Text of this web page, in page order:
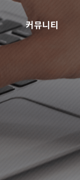
커뮤니티